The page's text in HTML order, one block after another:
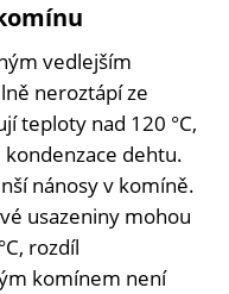
vedlejším
neroztápí ze
teploty nad 120 °C,
kondenzace dehtu.
nánosy v komíně.
usazeniny mohou
rozdíl
komínem není